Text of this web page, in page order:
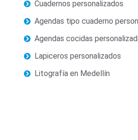
Cuadernos personalizados
Agendas tipo cuaderno
Agendas cocidas
Lapiceros personalizados
Litografía en Medellín